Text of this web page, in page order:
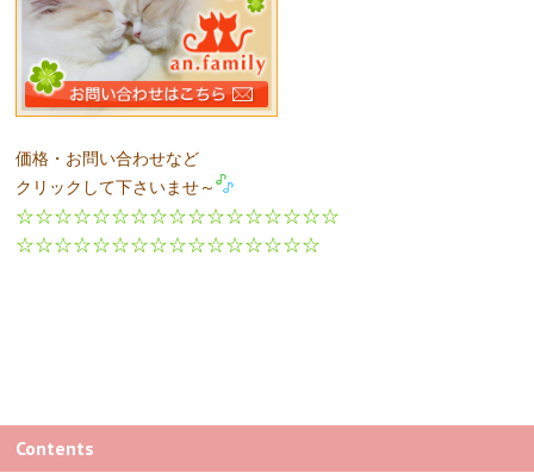
価格・お問い合わせなど
クリックして下さいませ～
☆☆☆☆☆☆☆☆☆☆☆☆☆☆☆☆☆
☆☆☆☆☆☆☆☆☆☆☆☆☆☆☆☆
Contents